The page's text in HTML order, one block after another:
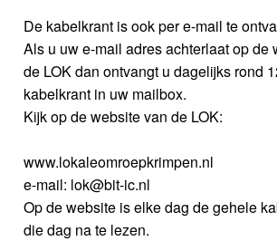
De kabelkrant is ook per e-mail te
Als u uw e-mail adres achterlaat op de
de LOK dan ontvangt u dagelijks rond
kabelkrant in uw mailbox.
Kijk op de website van de LOK:
www.lokaleomroepkrimpen.nl
e-mail: lok@bit-ic.nl
Op de website is elke dag de gehele
die dag na te lezen.